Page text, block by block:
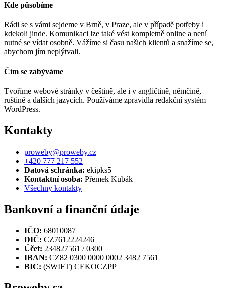
Kde působíme
Rádi se s vámi sejdeme v Brně, v Praze, ale v případě potřeby i
kdekoli jinde. Komunikaci lze také vést kompletně online a není
nutné se vídat osobně. Vážíme si času našich klientů a snažíme se,
abychom jím neplýtvali.
Čím se zabýváme
Tvoříme webové stránky v češtině, ale i v angličtině, němčině,
ruštině a dalších jazycích. Používáme zpravidla redakční systém
WordPress.
Kontakty
proweby@proweby.cz
+420 777 217 552
Datová schránka: ekipks5
Kontaktní osoba: Přemek Kubák
Všechny kontakty
Bankovní a finanční údaje
IČO: 68010087
DIČ: CZ7612224246
Účet: 234827561 / 0300
IBAN: CZ82 0300 0000 0002 3482 7561
BIC: (SWIFT) CEKOCZPP